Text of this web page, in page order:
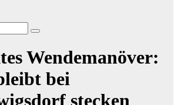
Wendemanöver:
bei
stecken